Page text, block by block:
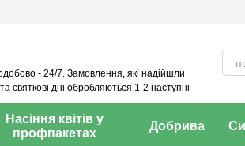
- 24/7. Замовлення, які надійшли
святкові дні обробляються 1-2 наступні
Насіння квітів у
профпакетах
Добрива